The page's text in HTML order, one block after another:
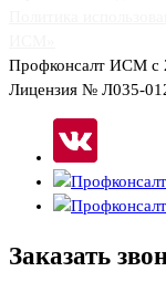
Профконсалт ИСМ с
Лицензия № Л035-
Заказать